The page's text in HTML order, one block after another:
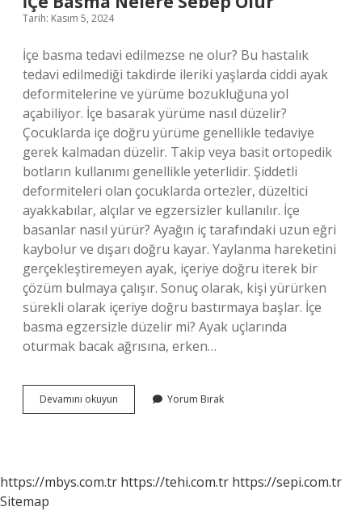
Tarih: Kasım 5, 2024
İçe basma tedavi edilmezse ne olur? Bu hastalık
tedavi edilmediği takdirde ileriki yaşlarda ciddi ayak
deformitelerine ve yürüme bozukluğuna yol
açabiliyor. İçe basarak yürüme nasıl düzelir?
Çocuklarda içe doğru yürüme genellikle tedaviye
gerek kalmadan düzelir. Takip veya basit ortopedik
botların kullanımı genellikle yeterlidir. Şiddetli
deformiteleri olan çocuklarda ortezler, düzeltici
ayakkabılar, alçılar ve egzersizler kullanılır. İçe
basanlar nasıl yürür? Ayağın iç tarafındaki uzun eğri
kaybolur ve dışarı doğru kayar. Yaylanma hareketini
gerçekleştiremeyen ayak, içeriye doğru iterek bir
çözüm bulmaya çalışır. Sonuç olarak, kişi yürürken
sürekli olarak içeriye doğru bastırmaya başlar. İçe
basma egzersizle düzelir mi? Ayak uçlarında
oturmak bacak ağrısına, erken…
Devamını okuyun
Basma
Yorum Bırak
https://mbys.com.tr https://tehi.com.tr https://sepi.com.tr
Sitemap